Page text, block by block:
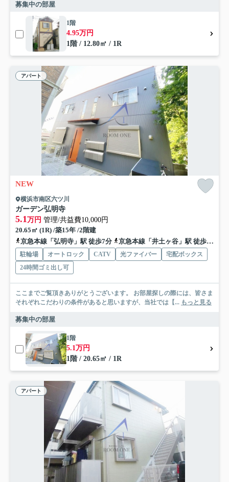
募集中の部屋
1階
4.95万円
1階 / 12.80㎡ / 1R
アパート
NEW
横浜市南区六ツ川
ガーデン弘明寺
5.1万円 管理/共益費10,000円
20.65㎡ (1R) /築15年 /2階建
京急本線「弘明寺」駅 徒歩7分
京急本線「井土ヶ谷」駅 徒歩19分
駐輪場 オートロック CATV 光ファイバー
宅配ボックス
24時間ゴミ出し可
ここまでご覧頂きありがとうございます。 お部屋探しの際には、皆さま
それぞれこだわりの条件があると思いますが、当社では【... もっと見る
募集中の部屋
1階
5.1万円
1階 / 20.65㎡ / 1R
アパート